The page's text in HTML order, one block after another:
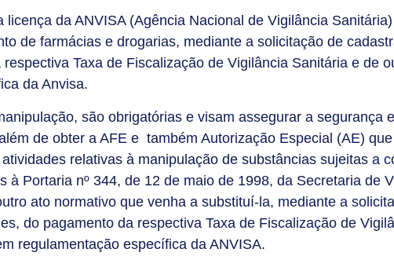
licença da ANVISA (Agência Nacional de Vigilância
de farmácias e drogarias, mediante a solicitação de
Taxa de Fiscalização de Vigilância Sanitária e de
da Anvisa.
são obrigatórias e visam assegurar a segurança
de obter a AFE e também Autorização Especial (AE)
relativas à manipulação de substâncias sujeitas a
à Portaria nº 344, de 12 de maio de 1998, da Secretaria de
ato normativo que venha a substituí-la, mediante a
do pagamento da respectiva Taxa de Fiscalização de
regulamentação específica da ANVISA.